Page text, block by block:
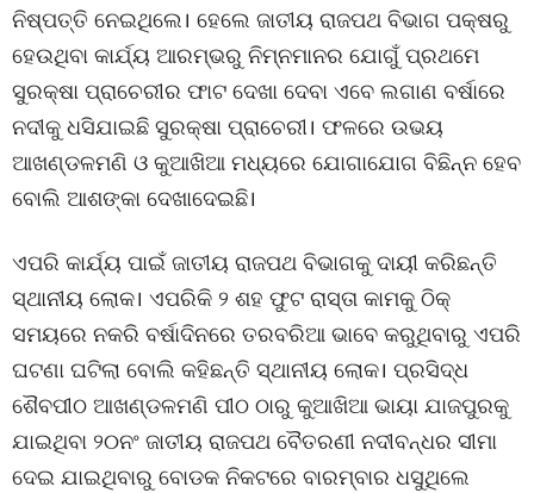
ନିଷ୍ପତ୍ତି ନେଇଥିଲେ। ହେଲେ ଜାତୀୟ ରାଜପଥ ବିଭାଗ ପକ୍ଷରୁ
ହେଉଥିବା କାର୍ଯ୍ୟ ଆରମ୍ଭରୁ ନିମ୍ନମାନର ଯୋଗୁଁ ପ୍ରଥମେ
ସୁରକ୍ଷା ପ୍ରାଚେରୀର ଫାଟ ଦେଖା ଦେବା ଏବେ ଲଗାଣ ବର୍ଷାରେ
ନଦୀକୁ ଧସିଯାଇଛି ସୁରକ୍ଷା ପ୍ରାଚେରୀ। ଫଳରେ ଉଭୟ
ଆଖଣ୍ଡଳମଣି ଓ କୁଆଖିଆ ମଧ୍ୟରେ ଯୋଗାଯୋଗ ବିଛିନ୍ନ ହେବ
ବୋଲି ଆଶଙ୍କା ଦେଖାଦେଇଛି।
ଏପରି କାର୍ଯ୍ୟ ପାଇଁ ଜାତୀୟ ରାଜପଥ ବିଭାଗକୁ ଦାୟୀ କରିଛନ୍ତି
ସ୍ଥାନୀୟ ଲୋକ। ଏପରିକି ୨ ଶହ ଫୁଟ ରାସ୍ତା କାମକୁ ଠିକ୍
ସମୟରେ ନକରି ବର୍ଷାଦିନରେ ତରବରିଆ ଭାବେ କରୁଥିବାରୁ ଏପରି
ଘଟଣା ଘଟିଲା ବୋଲି କହିଛନ୍ତି ସ୍ଥାନୀୟ ଲୋକ। ପ୍ରସିଦ୍ଧ
ଶୈବପୀଠ ଆଖଣ୍ଡଳମଣି ପୀଠ ଠାରୁ କୁଆଖିଆ ଭାୟା ଯାଜପୁରକୁ
ଯାଇଥିବା ୨୦ନଂ ଜାତୀୟ ରାଜପଥ ବୈତରଣୀ ନଦୀବନ୍ଧର ସୀମା
ଦେଇ ଯାଇଥିବାରୁ ବୋଡକ ନିକଟରେ ବାରମ୍ବାର ଧସୁଥିଲେ